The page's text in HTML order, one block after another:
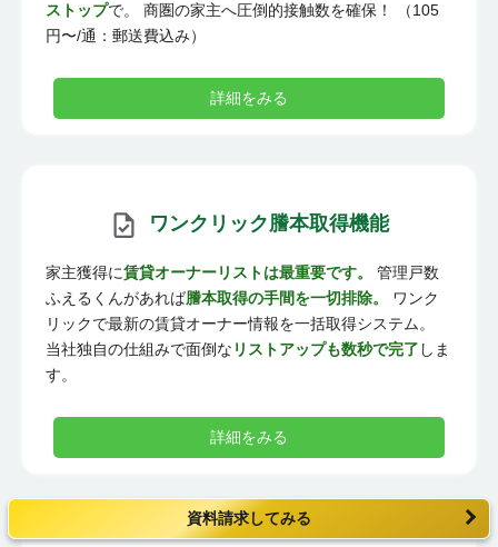
ストップで。 商圏の家主へ圧倒的接触数を確保！ （105
円〜/通：郵送費込み）
詳細をみる
ワンクリック謄本取得機能
家主獲得に賃貸オーナーリストは最重要です。
管理戸数
ふえるくんがあれば謄本取得の手間を一切排除。
ワンク
リックで最新の賃貸オーナー情報を一括取得システム。
当社独自の仕組みで面倒な リストアップも数秒で完了 しま
す。
詳細をみる
資料請求してみる